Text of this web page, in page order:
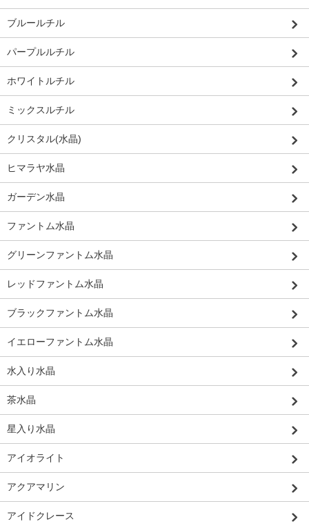
ブルールチル
パープルルチル
ホワイトルチル
ミックスルチル
クリスタル(水晶)
ヒマラヤ水晶
ガーデン水晶
ファントム水晶
グリーンファントム水晶
レッドファントム水晶
ブラックファントム水晶
イエローファントム水晶
水入り水晶
茶水晶
星入り水晶
アイオライト
アクアマリン
アイドクレース